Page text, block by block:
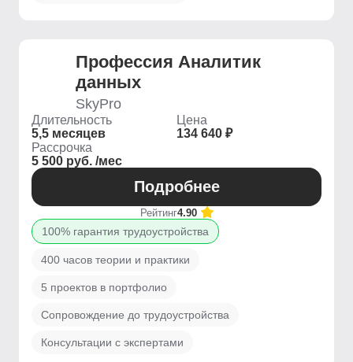
Профессия Аналитик
данных
SkyPro
Длительность
5,5 месяцев
Цена
134 640 ₽
Рассрочка
5 500 руб. /мес
Подробнее
Рейтинг4.90
100% гарантия трудоустройства
400 часов теории и практики
5 проектов в портфолио
Сопровождение до трудоустройства
Консультации с экспертами